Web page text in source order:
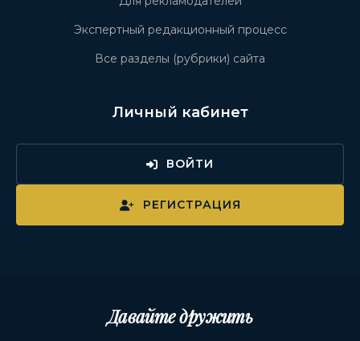
Экспертный редакционный процесс
Все разделы (рубрики) сайта
Личный кабинет
ВОЙТИ
РЕГИСТРАЦИЯ
Давайте дружить